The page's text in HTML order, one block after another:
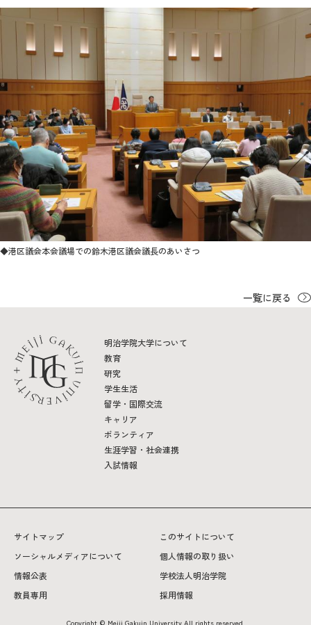
◆港区議会本会議場での鈴木港区議会議長のあいさつ
一覧に戻る
明治学院大学について
教育
研究
学生生活
留学・国際交流
キャリア
ボランティア
生涯学習・社会連携
入試情報
サイトマップ
このサイトについて
ソーシャルメディアについて
個人情報の取り扱い
情報公表
学校法人明治学院
教員専用
採用情報
Copyright © Meiji Gakuin University All rights reserved.